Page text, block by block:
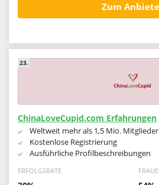
Zum
23.
ChinaLoveCupid.com Erfahrungen
Weltweit mehr als 1,5 Mio. Mitglieder
Kostenlose Registrierung
Ausführliche Profilbeschreibungen
ERFOLGSRATE